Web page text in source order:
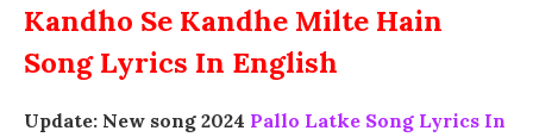
Kandho Se Kandhe Milte Hain
Song Lyrics In English
Update: New song 2024 Pallo Latke Song Lyrics In